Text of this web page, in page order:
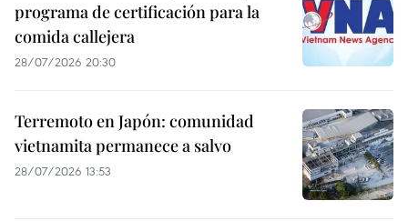
programa de certificación para la
comida callejera
28/07/2026 20:30
Terremoto en Japón: comunidad
vietnamita permanece a salvo
28/07/2026 13:53